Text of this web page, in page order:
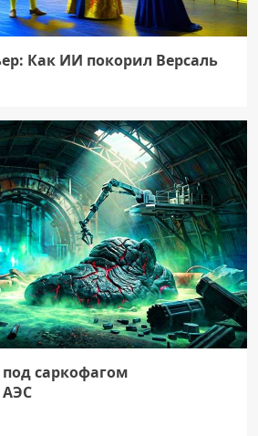
Как ИИ покорил Версаль
саркофагом